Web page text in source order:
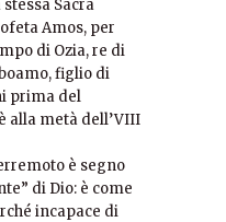
Sacra
Amos, per
di Ozia, re di
figlio di
prima del
alla metà dell’VIII
è segno
di Dio: è come
incapace di